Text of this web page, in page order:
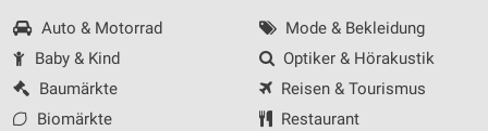
Auto & Motorrad
Baby & Kind
Baumärkte
Biomärkte
Mode & Bekleidung
Optiker & Hörakustik
Reisen & Tourismus
Restaurant